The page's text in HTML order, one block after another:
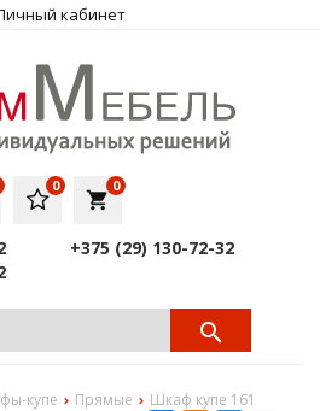
кабинет
local_grocery_store
0
0
+375 (29) 130-72-32
купе Прямые Шкаф купе 161